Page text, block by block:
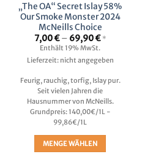
„The OA“ Secret Islay 58%
Our Smoke Monster 2024
McNeills Choice
7,00€ – 69,90€Preisspanne:
bis
69,90 €
*
Enthält 19% MwSt.
Lieferzeit: nicht angegeben
Feurig, rauchig, torfig, Islay pur.
Seit vielen Jahren die
Hausnummer von McNeills.
Grundpreis: 140,00€/1L -
99,86€/1L
MENGE WÄHLEN